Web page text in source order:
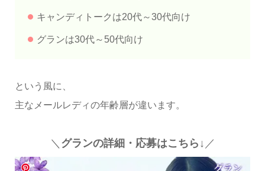
キャンディトークは20代～30代向け
グランは30代～50代向け
という風に、
主なメールレディの年齢層が違います。
＼ グランの詳細・応募はこちら↓ ／